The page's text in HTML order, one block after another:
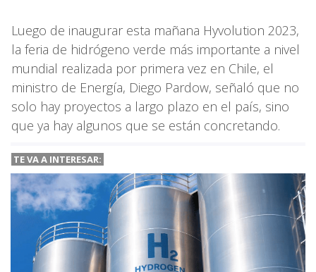
Luego de inaugurar esta mañana Hyvolution 2023,
la feria de hidrógeno verde más importante a nivel
mundial realizada por primera vez en Chile, el
ministro de Energía, Diego Pardow, señaló que no
solo hay proyectos a largo plazo en el país, sino
que ya hay algunos que se están concretando.
TE VA A INTERESAR: